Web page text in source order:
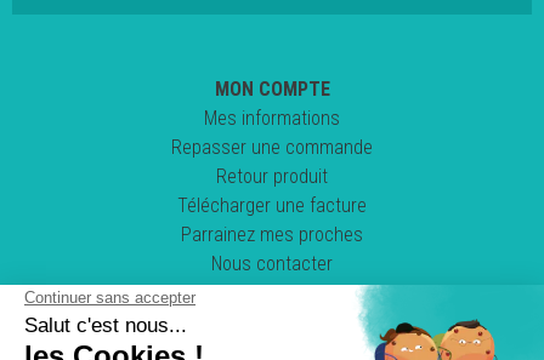
MON COMPTE
Mes informations
Repasser une commande
Retour produit
Télécharger une facture
Parrainez mes proches
Nous contacter